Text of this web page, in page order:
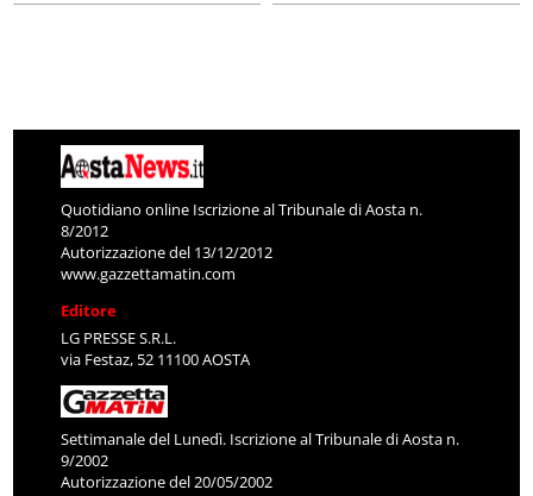
Quotidiano online Iscrizione al Tribunale di Aosta n.
8/2012
Autorizzazione del 13/12/2012
www.gazzettamatin.com
Editore
LG PRESSE S.R.L.
via Festaz, 52 11100 AOSTA
Settimanale del Lunedì. Iscrizione al Tribunale di Aosta n.
9/2002
Autorizzazione del 20/05/2002